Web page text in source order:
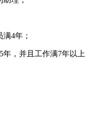
满4年；
5年，并且工作满7年以上